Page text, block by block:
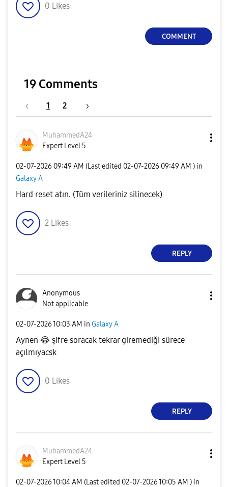
0 Likes
COMMENT
19 Comments
1 2
MuhammedA24
Expert Level 5
‎02-07-2026 09:49 AM (Last edited ‎02-07-2026 09:49 AM ) in
Galaxy A
Hard reset atın. (Tüm verileriniz silinecek)
2 Likes
REPLY
Anonymous
Not applicable
‎02-07-202610:03 AM in Galaxy A
Aynen 😂 şifre soracak tekrar giremediği sürece
açılmıyacsk
0 Likes
REPLY
MuhammedA24
Expert Level 5
‎02-07-202610:04 AM (Last edited ‎02-07-202610:05 AM ) in